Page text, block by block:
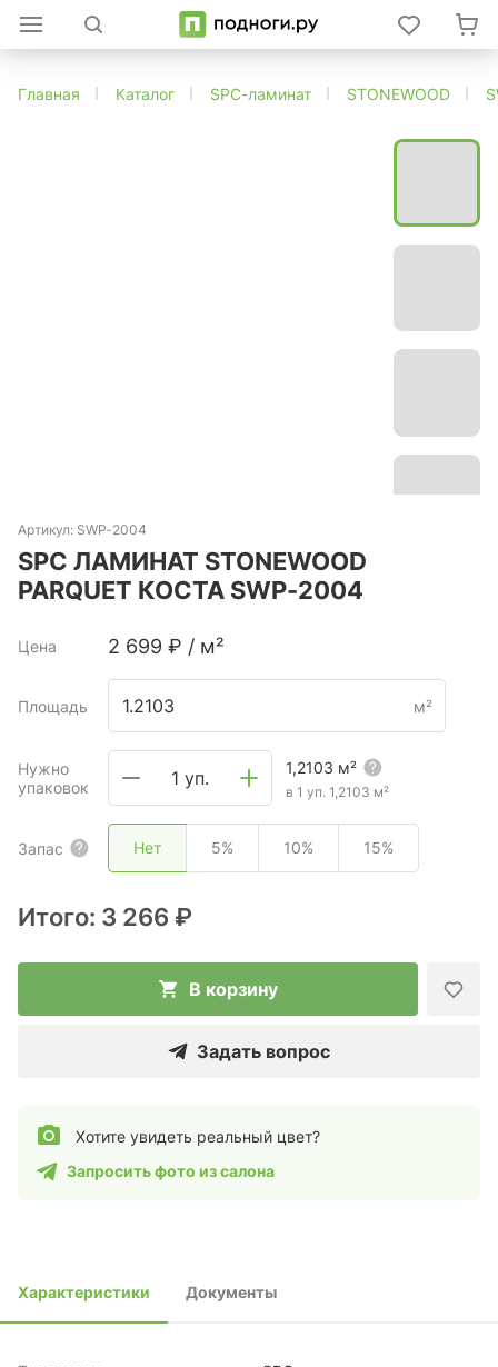
Главная Каталог SPC-ламинат STONEWOOD
Артикул: SWP-2004
SPC ЛАМИНАТ STONEWOOD
PARQUET КОСТА SWP-2004
Цена 2 699 ₽ / м²
Площадь м²
Нужно
упаковок
1 уп. 1,2103 м²
в 1 уп. 1,2103 м²
Запас Нет 5% 10% 15%
Итого: 3 266 ₽
В корзину
Задать вопрос
Хотите увидеть реальный цвет?
Запросить фото из салона
Характеристики Документы